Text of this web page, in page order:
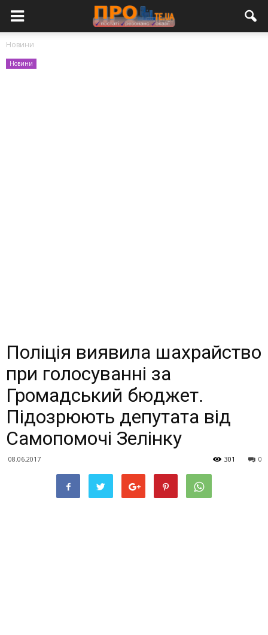
Новини
Новини
Поліція виявила шахрайство
при голосуванні за
Громадський бюджет.
Підозрюють депутата від
Самопомочі Зелінку
08.06.2017 0
301